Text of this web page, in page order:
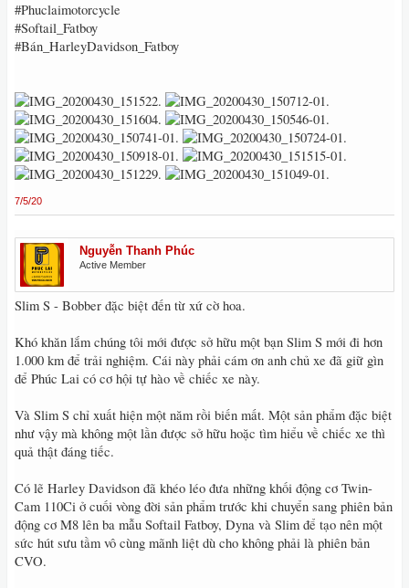
#Phuclaimotorcycle
#Softail_Fatboy
#Bán_HarleyDavidson_Fatboy
7/5/20
Nguyễn Thanh Phúc
Active Member
Slim S - Bobber đặc biệt đến từ xứ cờ hoa.
Khó khăn lắm chúng tôi mới được sở hữu một bạn Slim S mới đi hơn
1.000 km để trải nghiệm. Cái này phải cám ơn anh chủ xe đã giữ gìn
để Phúc Lai có cơ hội tự hào về chiếc xe này.
Và Slim S chỉ xuất hiện một năm rồi biến mất. Một sản phẩm đặc biệt
như vậy mà không một lần được sở hữu hoặc tìm hiểu về chiếc xe thì
quả thật đáng tiếc.
Có lẽ Harley Davidson đã khéo léo đưa những khối động cơ Twin-
Cam 110Ci ở cuối vòng đời sản phẩm trước khi chuyển sang phiên bản
động cơ M8 lên ba mẫu Softail Fatboy, Dyna và Slim để tạo nên một
sức hút sưu tầm vô cùng mãnh liệt dù cho không phải là phiên bản
CVO.